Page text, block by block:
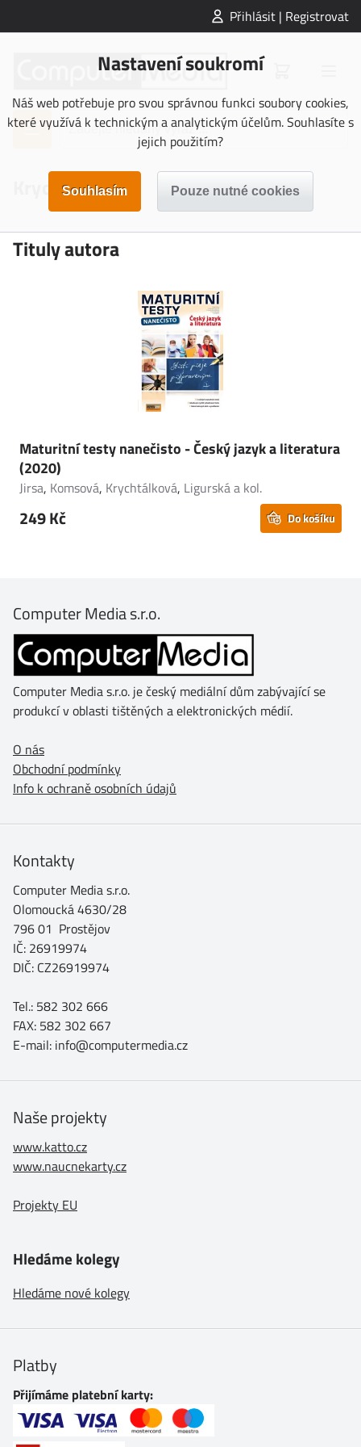
Přihlásit | Registrovat
Nastavení soukromí
Náš web potřebuje pro svou správnou funkci soubory cookies,
které využívá k technickým a analytickým účelům. Souhlasíte s
jejich použitím?
Krychtálková
Tituly autora
Maturitní testy nanečisto - Český jazyk a literatura
(2020)
Jirsa, Komsová, Krychtálková, Ligurská a kol.
249 Kč Do košíku
Computer Media s.r.o.
Computer Media s.r.o. je český mediální dům zabývající se
produkcí v oblasti tištěných a elektronických médií.
O nás
Obchodní podmínky
Info k ochraně osobních údajů
Kontakty
Computer Media s.r.o.
Olomoucká 4630/28
796 01 Prostějov
IČ: 26919974
DIČ: CZ26919974
Tel.: 582 302 666
FAX: 582 302 667
E-mail: info@computermedia.cz
Naše projekty
www.katto.cz
www.naucnekarty.cz
Projekty EU
Hledáme kolegy
Hledáme nové kolegy
Platby
Přijímáme platební karty: